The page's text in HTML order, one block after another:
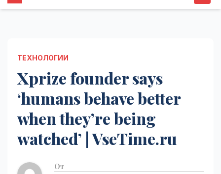
ТЕХНОЛОГИИ
Xprize founder says
‘humans behave better
when they’re being
watched’ | VseTime.ru
От